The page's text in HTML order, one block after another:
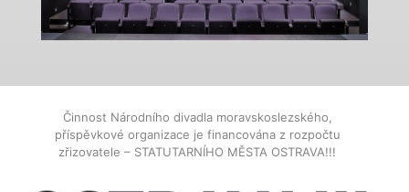
Činnost Národního divadla moravskoslezského,
příspěvkové organizace je financována z rozpočtu
zřizovatele – STATUTARNÍHO MĚSTA OSTRAVA!!!